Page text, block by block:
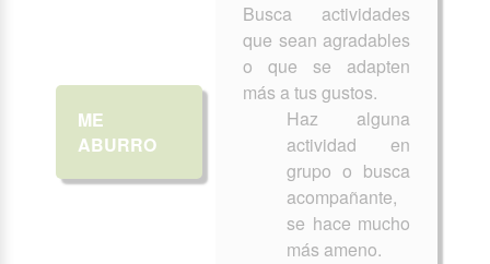
ME
ABURRO
Busca actividades
que sean agradables
o que se adapten
más a tus gustos.
Haz alguna
actividad en
grupo o busca
acompañante,
se hace mucho
más ameno.